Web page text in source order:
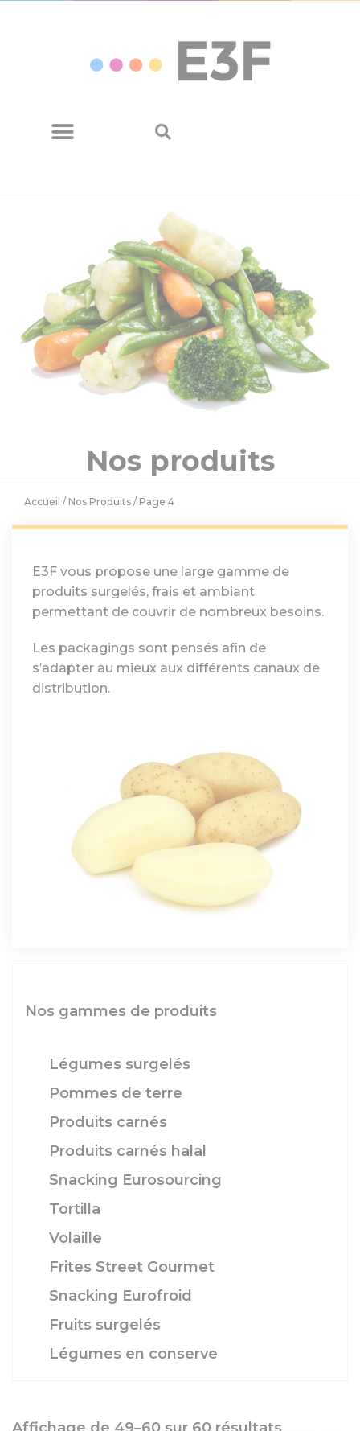
Eurosourcing rachète PCS
Nos produits
Accueil / Nos Produits / Page 4
E3F vous propose une large gamme de
produits surgelés, frais et ambiant
permettant de couvrir de nombreux besoins.
Les packagings sont pensés afin de
s’adapter au mieux aux différents canaux de
distribution.
Nos gammes de produits
Légumes surgelés
Pommes de terre
Produits carnés
Produits carnés halal
Snacking Eurosourcing
Tortilla
Volaille
Frites Street Gourmet
Snacking Eurofroid
Fruits surgelés
Légumes en conserve